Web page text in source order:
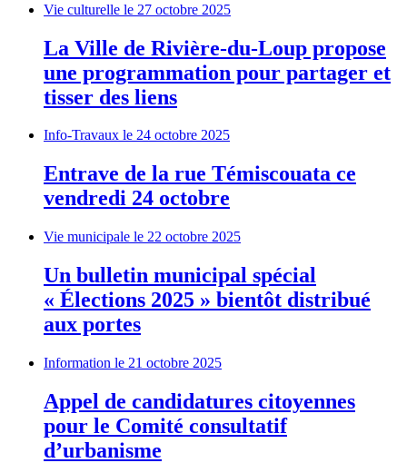
Vie culturelle le 27 octobre 2025
La Ville de Rivière-du-Loup propose
une programmation pour partager et
tisser des liens
Info-Travaux le 24 octobre 2025
Entrave de la rue Témiscouata ce
vendredi 24 octobre
Vie municipale le 22 octobre 2025
Un bulletin municipal spécial
« Élections 2025 » bientôt distribué
aux portes
Information le 21 octobre 2025
Appel de candidatures citoyennes
pour le Comité consultatif
d’urbanisme